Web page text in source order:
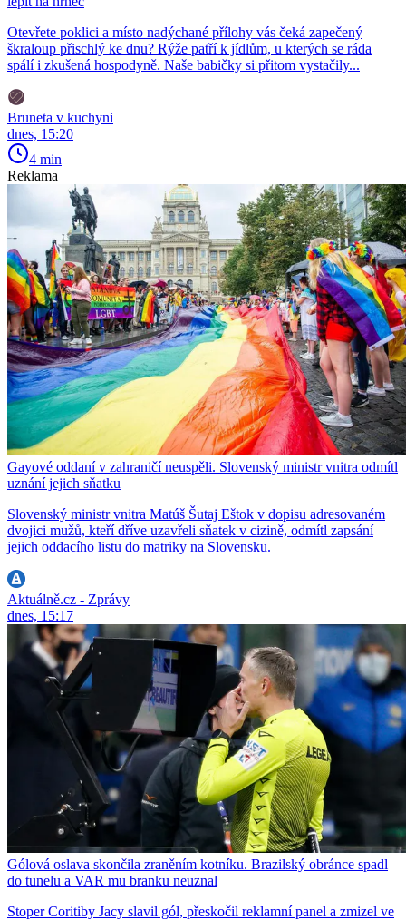
Otevřete poklici a místo nadýchané přílohy vás čeká zapečený
škraloup přischlý ke dnu? Rýže patří k jídlům, u kterých se ráda
spálí i zkušená hospodyně. Naše babičky si přitom vystačily...
Bruneta v kuchyni
dnes, 15:20
4 min
Reklama
Gayové oddaní v zahraničí neuspěli. Slovenský ministr vnitra odmítl
uznání jejich sňatku
Slovenský ministr vnitra Matúš Šutaj Eštok v dopisu adresovaném
dvojici mužů, kteří dříve uzavřeli sňatek v cizině, odmítl zapsání
jejich oddacího listu do matriky na Slovensku.
Aktuálně.cz - Zprávy
dnes, 15:17
Gólová oslava skončila zraněním kotníku. Brazilský obránce spadl
do tunelu a VAR mu branku neuznal
Stoper Coritiby Jacy slavil gól, přeskočil reklamní panel a zmizel ve